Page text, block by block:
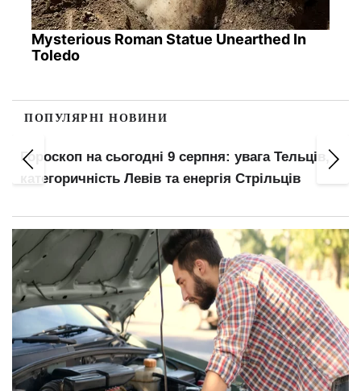
Mysterious Roman Statue Unearthed In
Toledo
ПОПУЛЯРНІ НОВИНИ
Гороскоп на сьогодні 9 серпня: увага Тельців,
категоричність Левів та енергія Стрільців